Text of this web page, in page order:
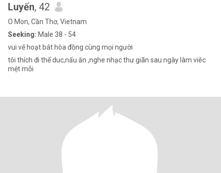
Luyến, 42
O Mon, Cần Thơ, Vietnam
Seeking: Male 38 - 54
vui vẽ hoạt bát hòa đồng cùng mọi người
tôi thích đi thể duc,nấu ăn ,nghe nhạc thư giãn sau ngày làm viêc
mệt mỗi